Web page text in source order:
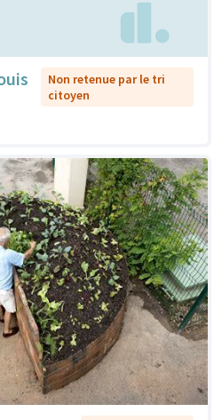
Non retenue par le tri
citoyen